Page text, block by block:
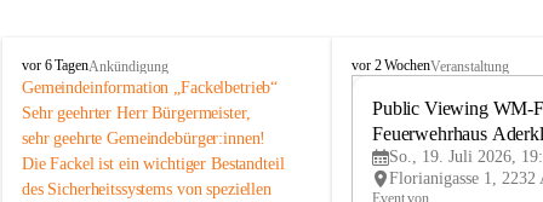
A
d
e
r
k
l
a
vor 6 TagenAnkündigung
Gemeindeinformation „Fackelbetrieb“
Sehr geehrter Herr Bürgermeister,
sehr geehrte Gemeindebürger:innen!
Die Fackel ist ein wichtiger Bestandteil
des Sicherheitssystems von speziellen
A
vor 2 WochenVeranstaltung
Public Viewing WM-
Feuerwehrhaus
So., 19. Juli 2026,
Event von